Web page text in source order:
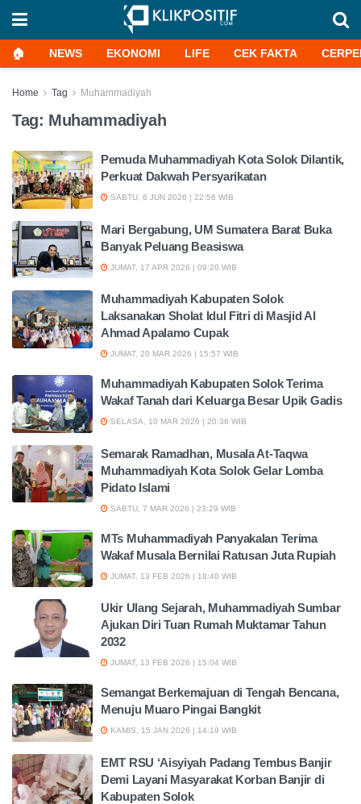
🏠 NEWS EKONOMI LIFE CEK FAKTA
Home Tag Muhammadiyah
Tag: Muhammadiyah
Pemuda Muhammadiyah Kota Solok Dilantik,
Perkuat Dakwah Persyarikatan
SABTU, 6 JUN 2026 | 22:56 WIB
Mari Bergabung, UM Sumatera Barat Buka
Banyak Peluang Beasiswa
JUMAT, 17 APR 2026 | 09:20 WIB
Muhammadiyah Kabupaten Solok
Laksanakan Sholat Idul Fitri di Masjid Al
Ahmad Apalamo Cupak
JUMAT, 20 MAR 2026 | 15:57 WIB
Muhammadiyah Kabupaten Solok Terima
Wakaf Tanah dari Keluarga Besar Upik Gadis
SELASA, 10 MAR 2026 | 20:36 WIB
Semarak Ramadhan, Musala At-Taqwa
Muhammadiyah Kota Solok Gelar Lomba
Pidato Islami
SABTU, 7 MAR 2026 | 23:29 WIB
MTs Muhammadiyah Panyakalan Terima
Wakaf Musala Bernilai Ratusan Juta Rupiah
JUMAT, 13 FEB 2026 | 18:40 WIB
Ukir Ulang Sejarah, Muhammadiyah Sumbar
Ajukan Diri Tuan Rumah Muktamar Tahun
2032
JUMAT, 13 FEB 2026 | 15:04 WIB
Semangat Berkemajuan di Tengah Bencana,
Menuju Muaro Pingai Bangkit
KAMIS, 15 JAN 2026 | 14:19 WIB
EMT RSU ‘Aisyiyah Padang Tembus Banjir
Demi Layani Masyarakat Korban Banjir di
Kabupaten Solok